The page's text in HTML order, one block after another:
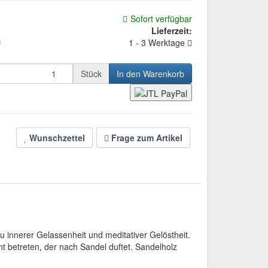
Sofort verfügbar
Lieferzeit:
1 - 3 Werktage
Stück In den Warenkorb
Wunschzettel Frage zum Artikel
innerer Gelassenheit und meditativer Gelöstheit.
betreten, der nach Sandel duftet. Sandelholz